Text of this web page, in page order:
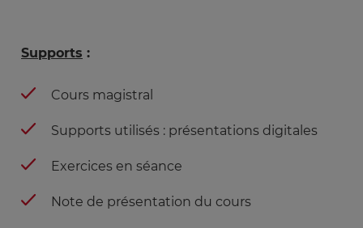
Supports :
Cours magistral
Supports utilisés : présentations digitales
Exercices en séance
Note de présentation du cours